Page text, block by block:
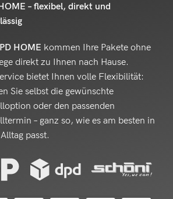
– flexibel, direkt und
HOME kommen Ihre Pakete ohne
direkt zu Ihnen nach Hause.
bietet Ihnen volle Flexibilität:
Sie selbst die gewünschte
oder den passenden
– ganz so, wie es am besten in
passt.